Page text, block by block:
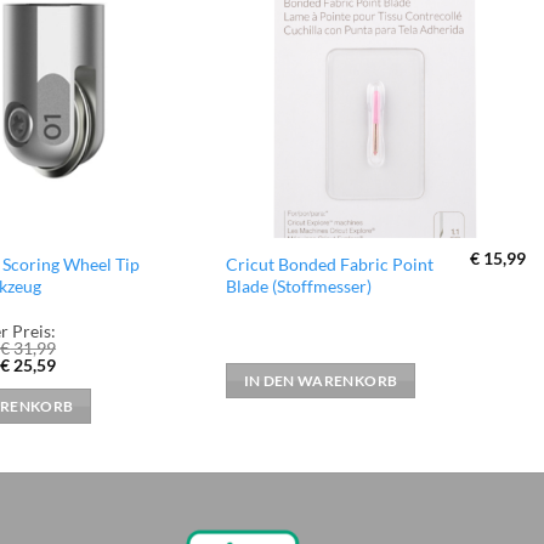
Wheel Tip
Preis:
€31,99
€ 25,59Aktueller
ist:
€ 25,59.
zur
Wunschliste
Cricut Bonded Fabric Point
Blade (Stoffmesser)
€ 15,99
IN DEN WARENKORB